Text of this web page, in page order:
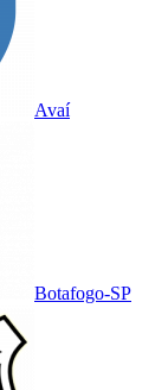
Avaí
Botafogo-SP